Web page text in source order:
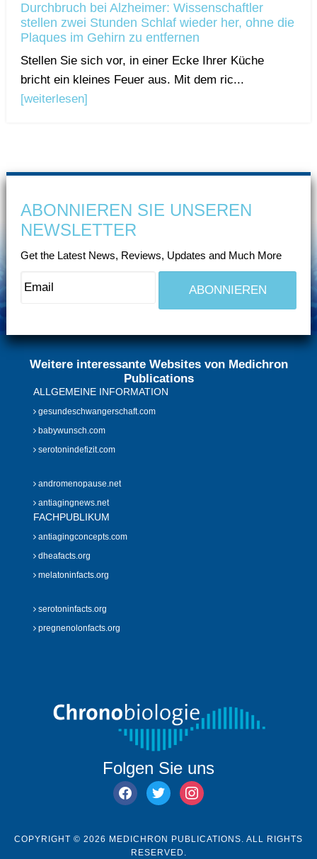
Durchbruch bei Alzheimer: Wissenschaftler
stellen zwei Stunden Schlaf wieder her, ohne die
Plaques im Gehirn zu entfernen
Stellen Sie sich vor, in einer Ecke Ihrer Küche
bricht ein kleines Feuer aus. Mit dem ric...
[weiterlesen]
ABONNIEREN SIE UNSEREN
NEWSLETTER
Get the Latest News, Reviews, Updates and Much More
Weitere interessante Websites von Medichron
Publications
ALLGEMEINE INFORMATION
gesundeschwangerschaft.com
babywunsch.com
serotonindefizit.com
andromenopause.net
antiagingnews.net
FACHPUBLIKUM
antiagingconcepts.com
dheafacts.org
melatoninfacts.org
serotoninfacts.org
pregnenolonfacts.org
Folgen Sie uns
facebook
twitter instagram
COPYRIGHT © 2026 MEDICHRON PUBLICATIONS. ALL RIGHTS
RESERVED.